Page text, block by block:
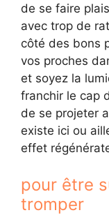
de se faire
avec trop de
côté des bons
vos proches
et soyez la
franchir le cap
de se projeter
existe ici ou
effet
pour être
tromper